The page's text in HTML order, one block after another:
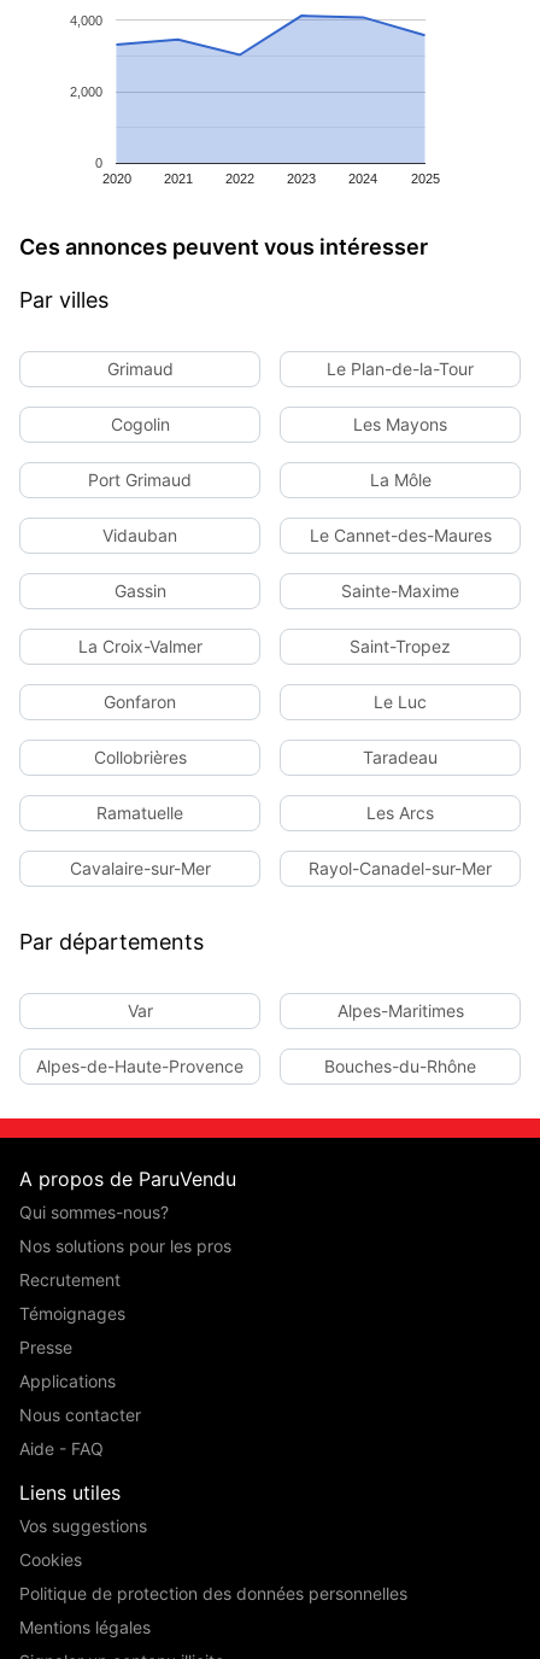
2020 2021 2022 2023 2024 2025
0
2,000
4,000
Ces annonces peuvent vous intéresser
Par villes
Grimaud Le Plan-de-la-Tour
Cogolin Les Mayons
Port Grimaud La Môle
Vidauban Le Cannet-des-Maures
Gassin Sainte-Maxime
La Croix-Valmer Saint-Tropez
Gonfaron Le Luc
Collobrières Taradeau
Ramatuelle Les Arcs
Cavalaire-sur-Mer Rayol-Canadel-sur-Mer
Par départements
Var Alpes-Maritimes
Alpes-de-Haute-Provence Bouches-du-Rhône
A propos de ParuVendu
Qui sommes-nous?
Nos solutions pour les pros
Recrutement
Témoignages
Presse
Applications
Nous contacter
Aide - FAQ
Liens utiles
Vos suggestions
Cookies
Politique de protection des données personnelles
Mentions légales